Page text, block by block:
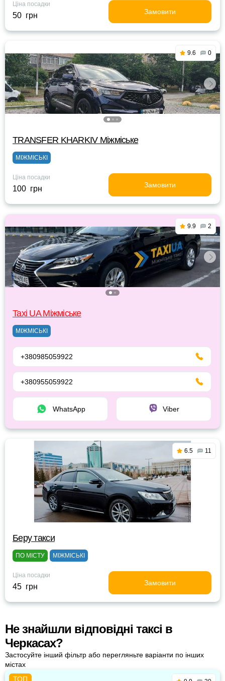
Ціна посадки
50 грн Замовити
9.6 0
TRANSFER KHARKIV Міжміське
МІЖМІСЬКІ
Ціна посадки
100 грн Замовити
9.9 2
Taxi UA Міжміське
МІЖМІСЬКІ
+380985059922
+380955059922
WhatsApp Viber
6.5 11
Беру такси
ПО МІСТУ МІЖМІСЬКІ
Ціна посадки
45 грн Замовити
Не знайшли відповідні таксі в
Черкасах?
Застосуйте інший фільтр або перегляньте варіанти по інших
містах